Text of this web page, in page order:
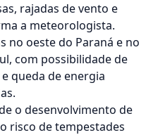
rajadas de vento e
a meteorologista.
no oeste do Paraná e no
com possibilidade de
queda de energia
o desenvolvimento de
risco de tempestades